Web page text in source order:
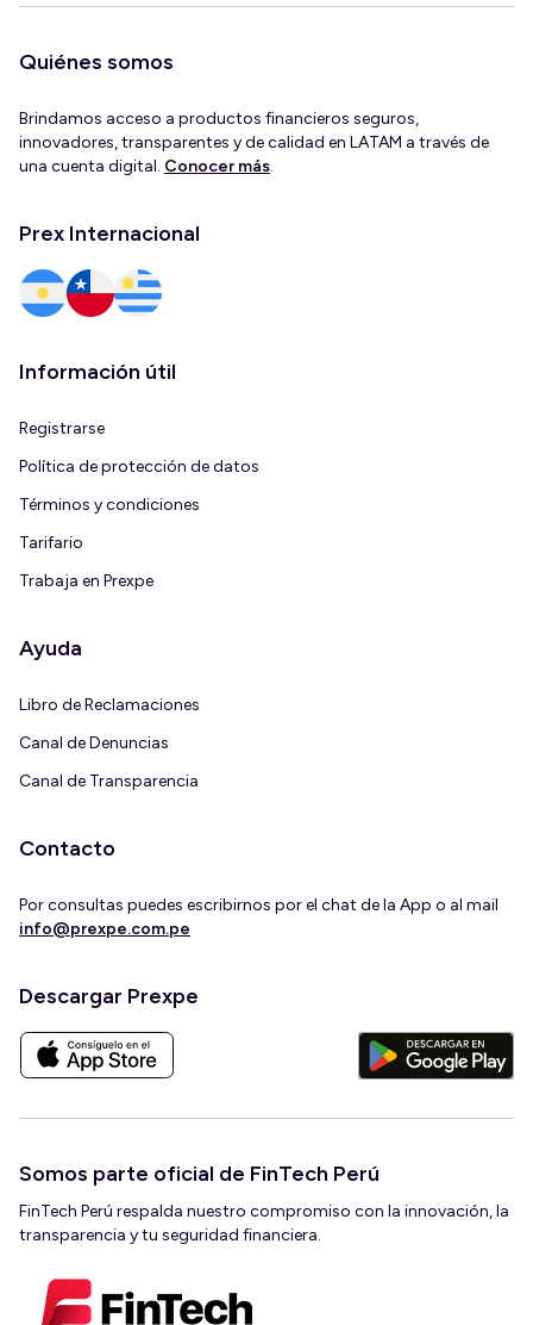
Quiénes somos
Brindamos acceso a productos financieros seguros,
innovadores, transparentes y de calidad en LATAM a través de
una cuenta digital. Conocer más.
Prex Internacional
Información útil
Registrarse
Política de protección de datos
Términos y condiciones
Tarifario
Trabaja en Prexpe
Ayuda
Libro de Reclamaciones
Canal de Denuncias
Canal de Transparencia
Contacto
Por consultas puedes escribirnos por el chat de la App o al mail
info@prexpe.com.pe
Descargar Prexpe
Somos parte oficial de FinTech Perú
FinTech Perú respalda nuestro compromiso con la innovación, la
transparencia y tu seguridad financiera.